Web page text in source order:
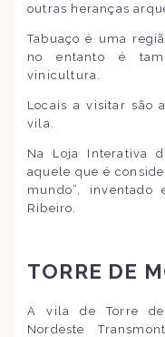
outras heranças
Tabuaço é uma
no entanto é
vinicultura.
Locais a visitar são
vila.
Na Loja Interativa
aquele que é
mundo”,
Ribeiro.
TORRE DE
A vila de Torre
Nordeste